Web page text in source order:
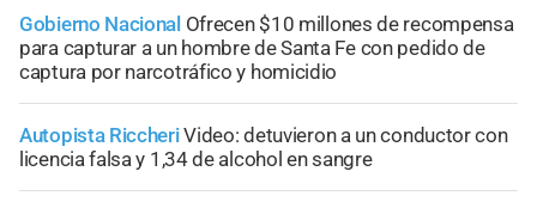
Gobierno Nacional Ofrecen $10 millones de recompensa
para capturar a un hombre de Santa Fe con pedido de
captura por narcotráfico y homicidio
Autopista RiccheriVideo: detuvieron a un conductor con
licencia falsa y 1,34 de alcohol en sangre